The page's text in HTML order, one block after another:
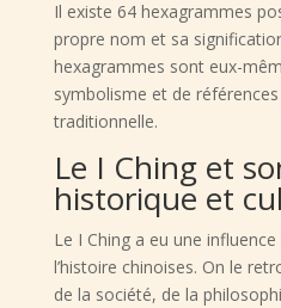
Il existe 64 hexagrammes
propre nom et sa
hexagrammes sont eux-
symbolisme et de
traditionnelle.
Le I Ching et
historique et
Le I Ching a eu une
l’histoire chinoises. On le
de la société, de la